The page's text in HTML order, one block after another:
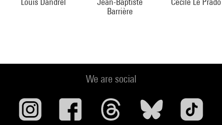
Barrière
We are social